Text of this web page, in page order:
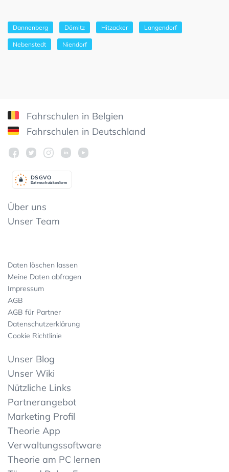
Dannenberg Dömitz Hitzacker Langendorf
Nebenstedt Niendorf
Fahrschulen in Belgien
Fahrschulen in Deutschland
Datenschutzkonform
DSGVO
Über uns
Unser Team
Daten löschen lassen
Meine Daten abfragen
Impressum
AGB
AGB für Partner
Datenschutzerklärung
Cookie Richtlinie
Unser Blog
Unser Wiki
Nützliche Links
Partnerangebot
Marketing Profil
Theorie App
Verwaltungssoftware
Theorie am PC lernen